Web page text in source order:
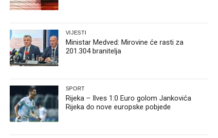
VIJESTI
Ministar Medved: Mirovine će rasti za
201.304 branitelja
SPORT
Rijeka – Ilves 1:0 Euro golom Jankovića
Rijeka do nove europske pobjede